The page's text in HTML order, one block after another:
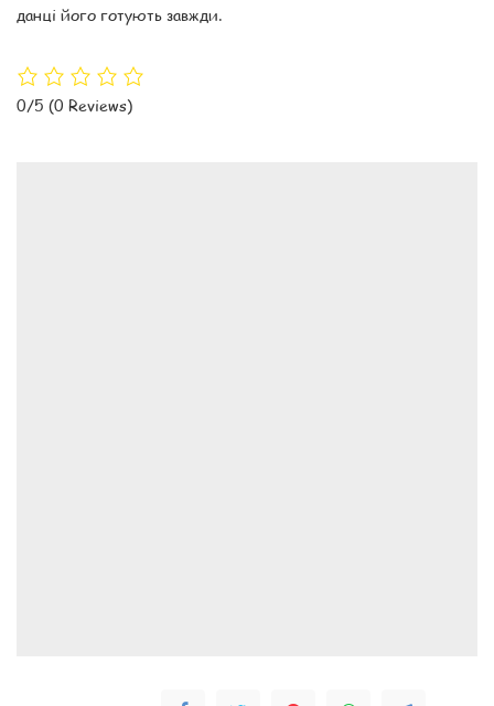
данці його готують завжди.
0/5 (0 Reviews)